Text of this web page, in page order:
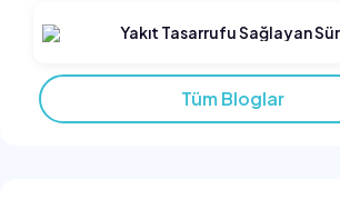
Yakıt Tasarrufu Sağlayan
Tüm Bloglar